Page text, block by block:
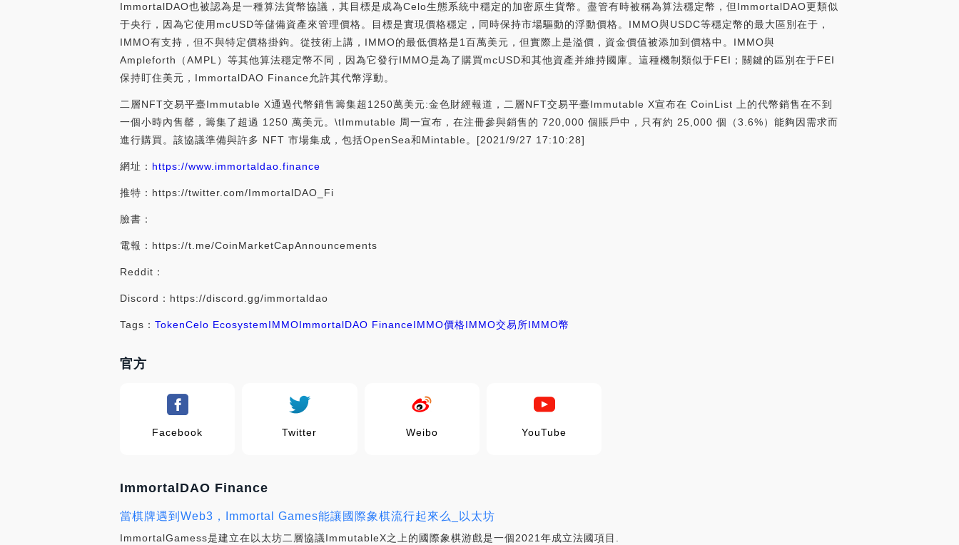
ImmortalDAO也被認為是一種算法貨幣協議，其目標是成為Celo生態系統中穩定的加密原生貨幣。盡管有時被稱為算法穩定幣，但ImmortalDAO更類似
于央行，因為它使用mcUSD等儲備資產來管理價格。目標是實現價格穩定，同時保持市場驅動的浮動價格。IMMO與USDC等穩定幣的最大區別在于，
IMMO有支持，但不與特定價格掛鉤。從技術上講，IMMO的最低價格是1百萬美元，但實際上是溢價，資金價值被添加到價格中。IMMO與
Ampleforth（AMPL）等其他算法穩定幣不同，因為它發行IMMO是為了購買mcUSD和其他資產并維持國庫。這種機制類似于FEI；關鍵的區別在于FEI
保持盯住美元，ImmortalDAO Finance允許其代幣浮動。
二層NFT交易平臺Immutable X通過代幣銷售籌集超1250萬美元:金色財經報道，二層NFT交易平臺Immutable X宣布在 CoinList 上的代幣銷售在不到
一個小時內售罄，籌集了超過 1250 萬美元。\tImmutable 周一宣布，在注冊參與銷售的 720,000 個賬戶中，只有約 25,000 個（3.6%）能夠因需求而
進行購買。該協議準備與許多 NFT 市場集成，包括OpenSea和Mintable。[2021/9/27 17:10:28]
網址： https://www.immortaldao.finance
推特：https://twitter.com/ImmortalDAO_Fi
臉書：
電報：https://t.me/CoinMarketCapAnnouncements
Reddit：
Discord：https://discord.gg/immortaldao
Tags： TokenCelo EcosystemIMMOImmortalDAO FinanceIMMO價格IMMO交易所IMMO幣
官方
Facebook Twitter Weibo YouTube
ImmortalDAO Finance
當棋牌遇到Web3，Immortal Games能讓國際象棋流行起來么_以太坊
ImmortalGamess是建立在以太坊二層協議ImmutableX之上的國際象棋游戲是一個2021年成立法國項目.